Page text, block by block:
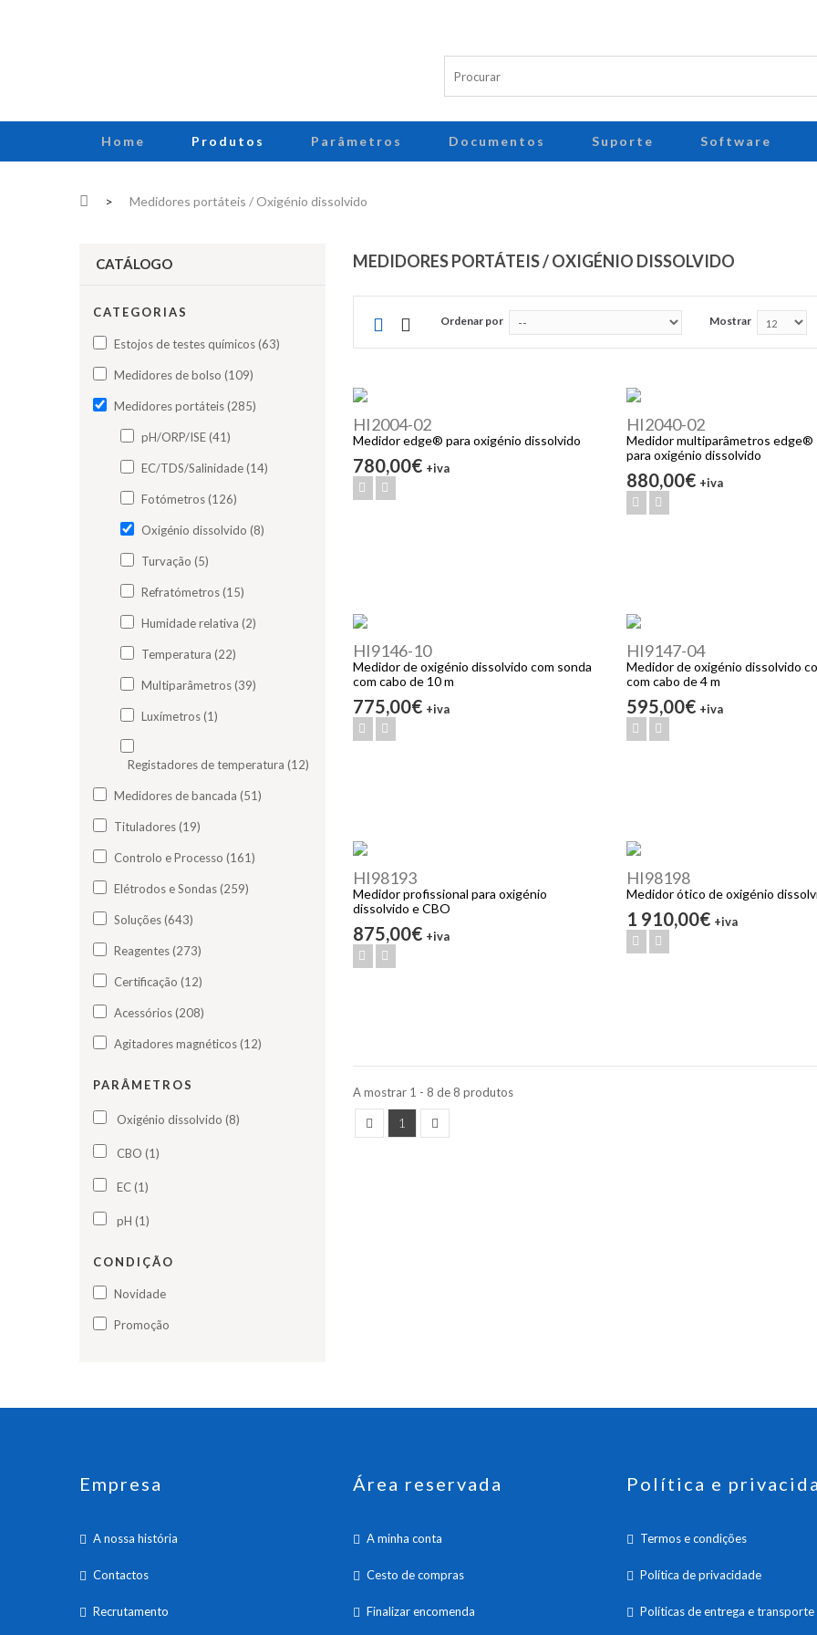
Home Produtos Parâmetros Documentos Suporte Software
> Medidores portáteis / Oxigénio dissolvido
CATÁLOGO
CATEGORIAS
Estojos de testes químicos (63)
Medidores de bolso (109)
Medidores portáteis (285)
pH/ORP/ISE (41)
EC/TDS/Salinidade (14)
Fotómetros (126)
Oxigénio dissolvido (8)
Turvação (5)
Refratómetros (15)
Humidade relativa (2)
Temperatura (22)
Multiparâmetros (39)
Luxímetros (1)
Registadores de temperatura (12)
Medidores de bancada (51)
Tituladores (19)
Controlo e Processo (161)
Elétrodos e Sondas (259)
Soluções (643)
Reagentes (273)
Certificação (12)
Acessórios (208)
Agitadores magnéticos (12)
PARÂMETROS
Oxigénio dissolvido (8)
CBO (1)
EC (1)
pH (1)
CONDIÇÃO
Novidade
Promoção
MEDIDORES PORTÁTEIS / OXIGÉNIO DISSOLVIDO
Ordenar por Mostrar
HI2004-02
Medidor edge® para oxigénio dissolvido
780,00€ +iva
HI2040-02
Medidor multiparâmetros edge®
para oxigénio dissolvido
880,00€ +iva
HI9146-10
Medidor de oxigénio dissolvido com sonda
com cabo de 10 m
775,00€ +iva
HI9147-04
Medidor de oxigénio dissolvido
com cabo de 4 m
595,00€ +iva
HI98193
Medidor profissional para oxigénio
dissolvido e CBO
875,00€ +iva
HI98198
Medidor ótico de oxigénio
1 910,00€ +iva
A mostrar 1 - 8 de 8 produtos
1
Empresa
A nossa história
Contactos
Recrutamento
Área reservada
A minha conta
Cesto de compras
Finalizar encomenda
Política e
Termos e condições
Política de privacidade
Políticas de entrega e transporte